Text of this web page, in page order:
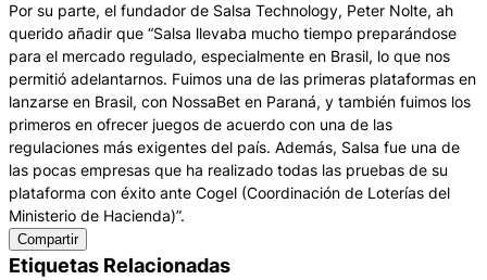
Por su parte, el fundador de Salsa Technology, Peter Nolte, ah
querido añadir que “Salsa llevaba mucho tiempo preparándose
para el mercado regulado, especialmente en Brasil, lo que nos
permitió adelantarnos. Fuimos una de las primeras plataformas en
lanzarse en Brasil, con NossaBet en Paraná, y también fuimos los
primeros en ofrecer juegos de acuerdo con una de las
regulaciones más exigentes del país. Además, Salsa fue una de
las pocas empresas que ha realizado todas las pruebas de su
plataforma con éxito ante Cogel (Coordinación de Loterías del
Ministerio de Hacienda)”.
Compartir
Etiquetas Relacionadas